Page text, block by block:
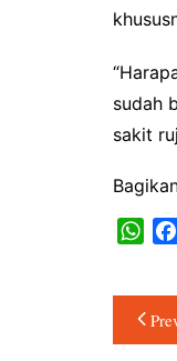
sudah
sakit
W
t